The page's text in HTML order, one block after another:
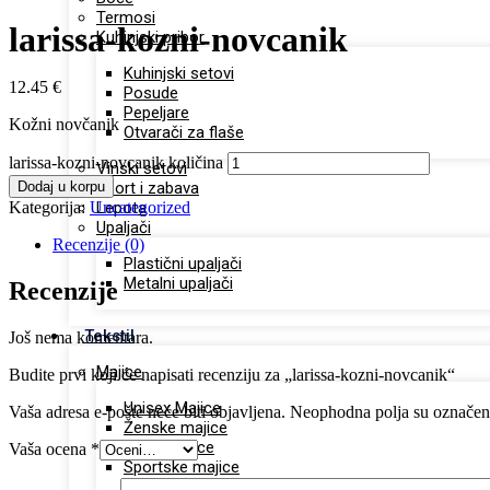
Termosi
Kuhinjski pribor
Kuhinjski setovi
Posude
Pepeljare
Otvarači za flaše
Vinski setovi
Sport i zabava
Lepota
Upaljači
Plastični upaljači
Metalni upaljači
Tekstil
Majice
Unisex Majice
Ženske majice
Dečje majice
Sportske majice
larissa-kozni-novcanik
12.45 €
Kožni novčanik
larissa-kozni-novcanik količina
Dodaj u korpu
Kategorija: Uncategorized
Recenzije (0)
Recenzije
Još nema komentara.
Budite prvi koji će napisati recenziju za „larissa-kozni-novcanik“
Vaša adresa e-pošte neće biti objavljena. Neophodna polja su
Vaša ocena *